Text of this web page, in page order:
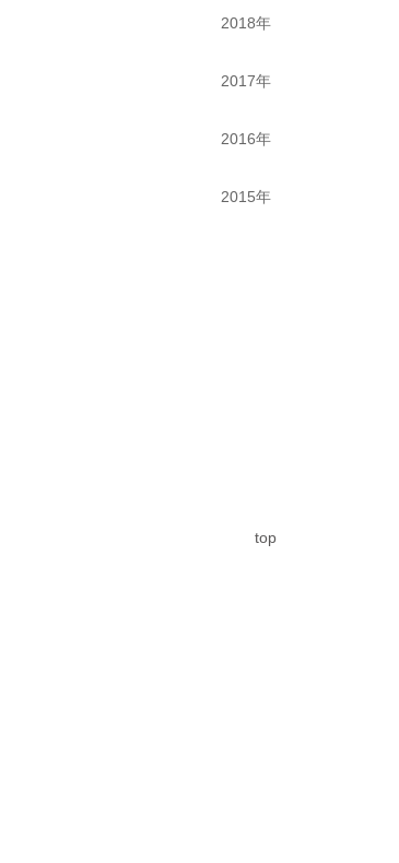
2018年
2017年
2016年
2015年
top